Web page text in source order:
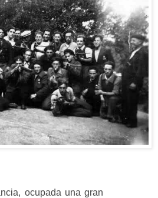
ocupada una gran